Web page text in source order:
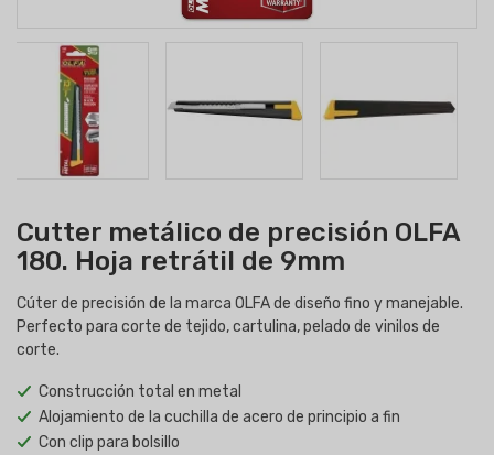
Cutter metálico de precisión OLFA
180. Hoja retrátil de 9mm
Cúter de precisión de la marca OLFA de diseño fino y manejable.
Perfecto para corte de tejido, cartulina, pelado de vinilos de
corte.
Construcción total en metal
Alojamiento de la cuchilla de acero de principio a fin
Con clip para bolsillo